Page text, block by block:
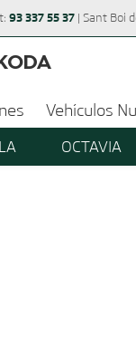
93 337 55 37 | Sant Boi
Vehículos
OCTAVIA